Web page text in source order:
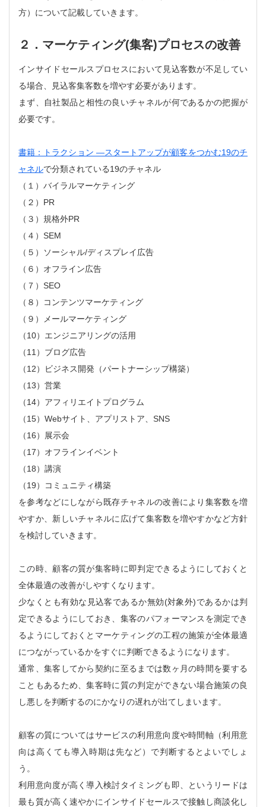
方）について記載していきます。
２．マーケティング(集客)プロセスの改善
インサイドセールスプロセスにおいて見込客数が不足してい
る場合、見込客集客数を増やす必要があります。
まず、自社製品と相性の良いチャネルが何であるかの把握が
必要です。
書籍：トラクション ―スタートアップが顧客をつかむ19のチ
ャネルで分類されている19のチャネル
（１）バイラルマーケティング
（２）PR
（３）規格外PR
（４）SEM
（５）ソーシャル/ディスプレイ広告
（６）オフライン広告
（７）SEO
（８）コンテンツマーケティング
（９）メールマーケティング
（10）エンジニアリングの活用
（11）ブログ広告
（12）ビジネス開発（パートナーシップ構築）
（13）営業
（14）アフィリエイトプログラム
（15）Webサイト、アプリストア、SNS
（16）展示会
（17）オフラインイベント
（18）講演
（19）コミュニティ構築
を参考などにしながら既存チャネルの改善により集客数を増
やすか、新しいチャネルに広げて集客数を増やすかなど方針
を検討していきます。
この時、顧客の質が集客時に即判定できるようにしておくと
全体最適の改善がしやすくなります。
少なくとも有効な見込客であるか無効(対象外)であるかは判
定できるようにしておき、集客のパフォーマンスを測定でき
るようにしておくとマーケティングの工程の施策が全体最適
につながっているかをすぐに判断できるようになります。
通常、集客してから契約に至るまでは数ヶ月の時間を要する
こともあるため、集客時に質の判定ができない場合施策の良
し悪しを判断するのにかなりの遅れが出てしまいます。
顧客の質についてはサービスの利用意向度や時間軸（利用意
向は高くても導入時期は先など）で判断するとよいでしょ
う。
利用意向度が高く導入検討タイミングも即、というリードは
最も質が高く速やかにインサイドセールスで接触し商談化し